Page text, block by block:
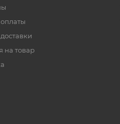
на товар